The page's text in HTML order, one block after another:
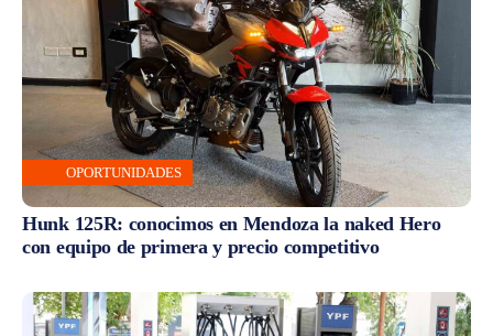
OPORTUNIDADES
Hunk 125R: conocimos en Mendoza la naked Hero
con equipo de primera y precio competitivo